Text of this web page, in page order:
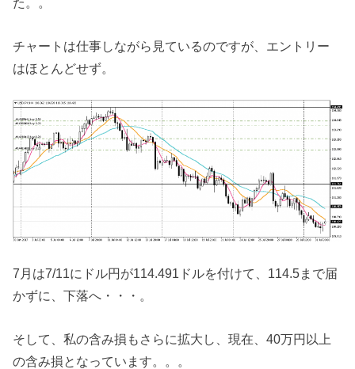
チャートは仕事しながら見ているのですが、エントリー
はほとんどせず。
7月は7/11にドル円が114.491ドルを付けて、114.5まで届
かずに、下落へ・・・。
そして、私の含み損もさらに拡大し、現在、40万円以上
の含み損となっています。。。